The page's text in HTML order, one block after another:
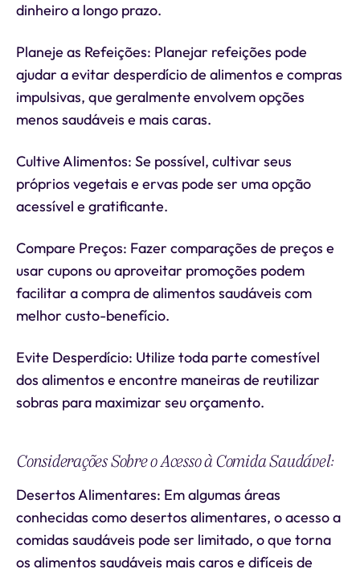
dinheiro a longo prazo.
Planeje as Refeições: Planejar refeições pode
ajudar a evitar desperdício de alimentos e compras
impulsivas, que geralmente envolvem opções
menos saudáveis e mais caras.
Cultive Alimentos: Se possível, cultivar seus
próprios vegetais e ervas pode ser uma opção
acessível e gratificante.
Compare Preços: Fazer comparações de preços e
usar cupons ou aproveitar promoções podem
facilitar a compra de alimentos saudáveis com
melhor custo-benefício.
Evite Desperdício: Utilize toda parte comestível
dos alimentos e encontre maneiras de reutilizar
sobras para maximizar seu orçamento.
Considerações Sobre o Acesso à Comida Saudável:
Desertos Alimentares: Em algumas áreas
conhecidas como desertos alimentares, o acesso a
comidas saudáveis pode ser limitado, o que torna
os alimentos saudáveis mais caros e difíceis de